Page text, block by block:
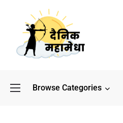
Browse Categories